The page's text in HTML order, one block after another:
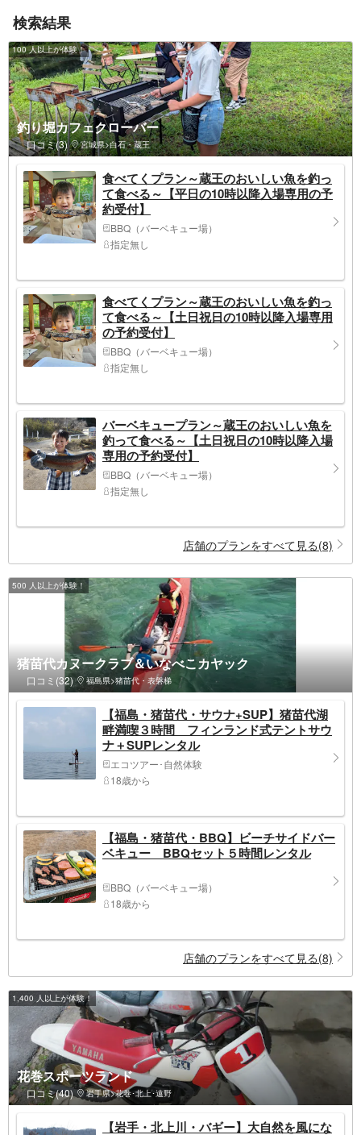
検索結果
100 人以上が体験！
釣り堀カフェクローバー
口コミ(3) 宮城県>白石・蔵王
食べてくプラン～蔵王のおいしい魚を釣っ
て食べる～【平日の10時以降入場専用の予
約受付】
BBQ（バーベキュー場）
指定無し
食べてくプラン～蔵王のおいしい魚を釣っ
て食べる～【土日祝日の10時以降入場専用
の予約受付】
BBQ（バーベキュー場）
指定無し
バーベキュープラン～蔵王のおいしい魚を
釣って食べる～【土日祝日の10時以降入場
専用の予約受付】
BBQ（バーベキュー場）
指定無し
店舗のプランをすべて見る(8)
500 人以上が体験！
猪苗代カヌークラブ＆いなべこカヤック
口コミ(32) 福島県>猪苗代・表磐梯
【福島・猪苗代・サウナ+SUP】猪苗代湖
畔満喫３時間 フィンランド式テントサウ
ナ＋SUPレンタル
エコツアー･自然体験
18歳から
【福島・猪苗代・BBQ】ビーチサイドバー
ベキュー BBQセット５時間レンタル
BBQ（バーベキュー場）
18歳から
店舗のプランをすべて見る(8)
1,400 人以上が体験！
花巻スポーツランド
口コミ(40) 岩手県>花巻･北上･遠野
【岩手・北上川・バギー】大自然を風にな